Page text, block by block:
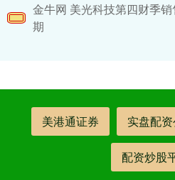
金牛网 美光科技第四财季
期
美港通证券 实盘配
配资炒股